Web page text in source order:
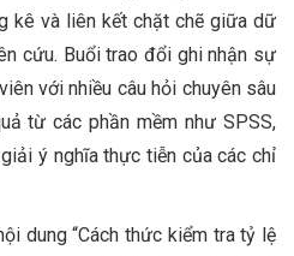
kê và liên kết chặt chẽ giữa dữ
cứu. Buổi trao đổi ghi nhận sự
với nhiều câu hỏi chuyên sâu
từ các phần mềm như SPSS,
ý nghĩa thực tiễn của các chỉ
dung “Cách thức kiểm tra tỷ lệ